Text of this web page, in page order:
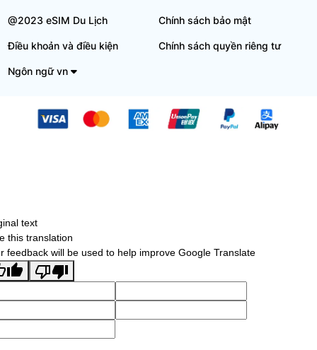
@2023 eSIM Du Lịch Chính sách bảo mật
Điều khoản và điều kiện Chính sách quyền riêng tư
Ngôn ngữ vn
text
this translation
feedback will be used to help improve Google Translate